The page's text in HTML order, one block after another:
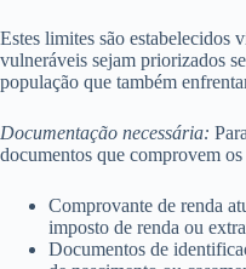
Estes limites são estabelecidos
vulneráveis sejam priorizados
população que também
Documentação necessária:
documentos que comprovem
Comprovante de renda
imposto de renda ou
Documentos de